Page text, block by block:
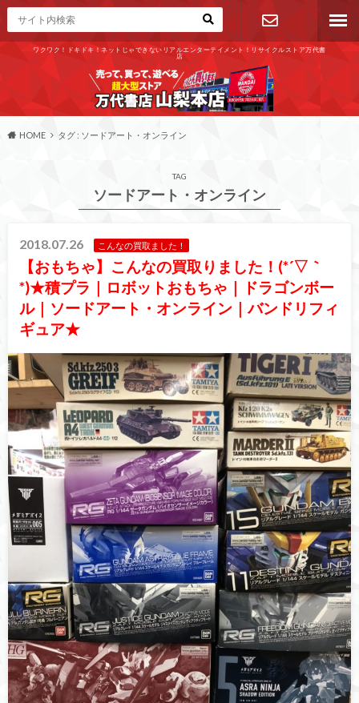
ワクワク！ドキドキ！ネットじゃできないリアルエンターテイメント！リサイクルストア万代書
店
お問い合わ
せ
HOME タグ : ソードアート・オンライン
TAG
ソードアート・オンライン
2018.07.26 こんなの買取ました！
【おもちゃ】こんなの買取りました！(*´▽｀
*)★積プラ｜ロボットおもちゃ｜ドラゴンボー
ル｜ソードアート・オンライン｜バンドリフィ
ギュア★